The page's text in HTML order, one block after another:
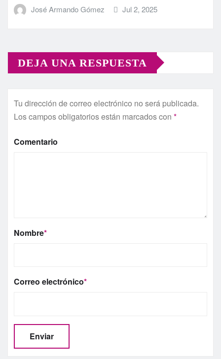
José Armando Gómez Jul 2, 2025
DEJA UNA RESPUESTA
Tu dirección de correo electrónico no será publicada.
Los campos obligatorios están marcados con *
Comentario
Nombre*
Correo electrónico*